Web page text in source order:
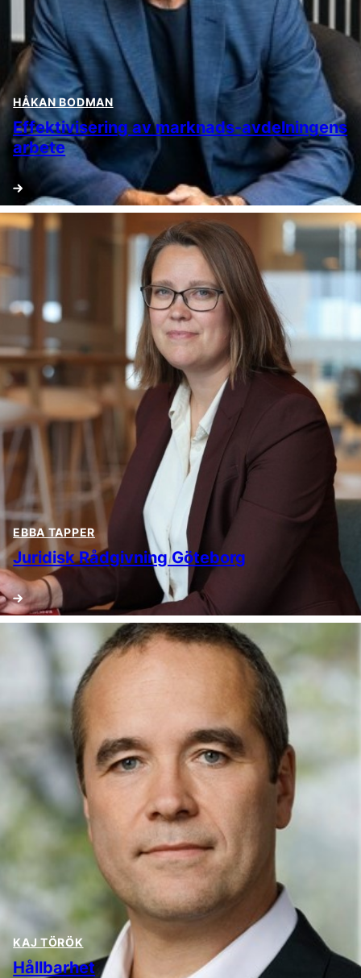
HÅKAN BODMAN
Effektivisering av marknads-avdelningens
arbete
EBBA TAPPER
Juridisk Rådgivning Göteborg
KAJ TÖRÖK
Hållbarhet